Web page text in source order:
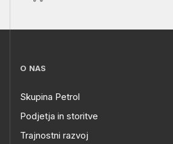
O NAS
Skupina Petrol
Podjetja in storitve
Trajnostni razvoj